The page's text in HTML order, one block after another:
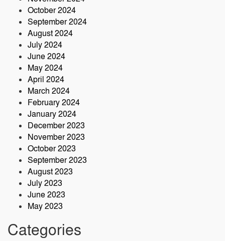
October 2024
September 2024
August 2024
July 2024
June 2024
May 2024
April 2024
March 2024
February 2024
January 2024
December 2023
November 2023
October 2023
September 2023
August 2023
July 2023
June 2023
May 2023
Categories